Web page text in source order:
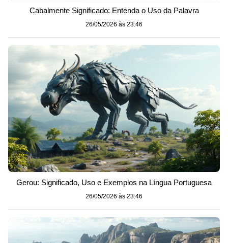
Cabalmente Significado: Entenda o Uso da Palavra
26/05/2026 às 23:46
Gerou: Significado, Uso e Exemplos na Língua Portuguesa
26/05/2026 às 23:46